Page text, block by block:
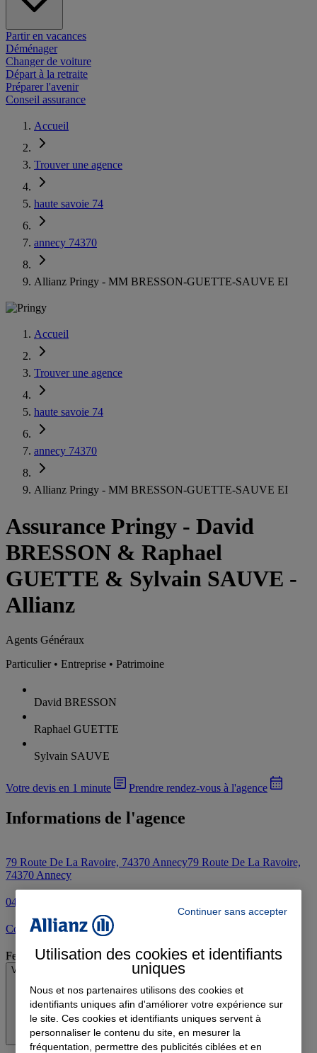
Partir en vacances
Déménager
Changer de voiture
Départ à la retraite
Préparer l'avenir
Conseil assurance
Accueil
Trouver une agence
haute savoie 74
annecy 74370
Allianz Pringy - MM BRESSON-GUETTE-SAUVE EI
Accueil
Trouver une agence
haute savoie 74
annecy 74370
Allianz Pringy - MM BRESSON-GUETTE-SAUVE EI
Assurance Pringy - David
BRESSON & Raphael
GUETTE & Sylvain SAUVE -
Allianz
Agents Généraux
Particulier • Entreprise • Patrimoine
David BRESSON
Raphael GUETTE
Sylvain SAUVE
Votre devis en 1 minute Prendre rendez-vous à l'agence
Informations de l'agence
79 Route De La Ravoire, 74370 Annecy79 Route De La Ravoire,
74370 Annecy
04 50 51 57 80
Contacter l'agence par e-mail
Fermé
Voir les horaires
Continuer sans accepter
Utilisation des cookies et identifiants
uniques
Nous et nos partenaires utilisons des cookies et
identifiants uniques afin d'améliorer votre expérience sur
le site. Ces cookies et identifiants uniques servent à
personnaliser le contenu du site, en mesurer la
fréquentation, permettre des publicités ciblées et en